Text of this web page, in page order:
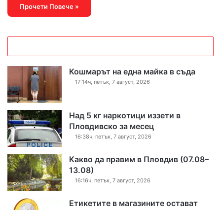
Прочети Повече »
Кошмарът на една майка в съда
17:14ч, петък, 7 август, 2026
Над 5 кг наркотици иззети в
Пловдивско за месец
16:38ч, петък, 7 август, 2026
Какво да правим в Пловдив (07.08–
13.08)
16:16ч, петък, 7 август, 2026
Етикетите в магазините остават